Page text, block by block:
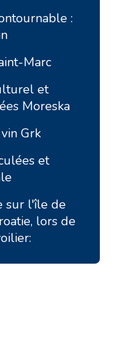
:
Marc
et
Moreska
Grk
et
sur l'île de
lors de
Centrales
Biograd
Vodice